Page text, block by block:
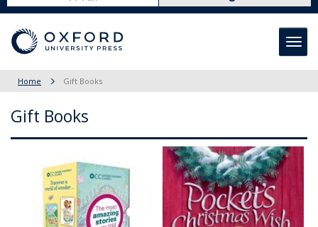
Home Gift Books
Gift Books